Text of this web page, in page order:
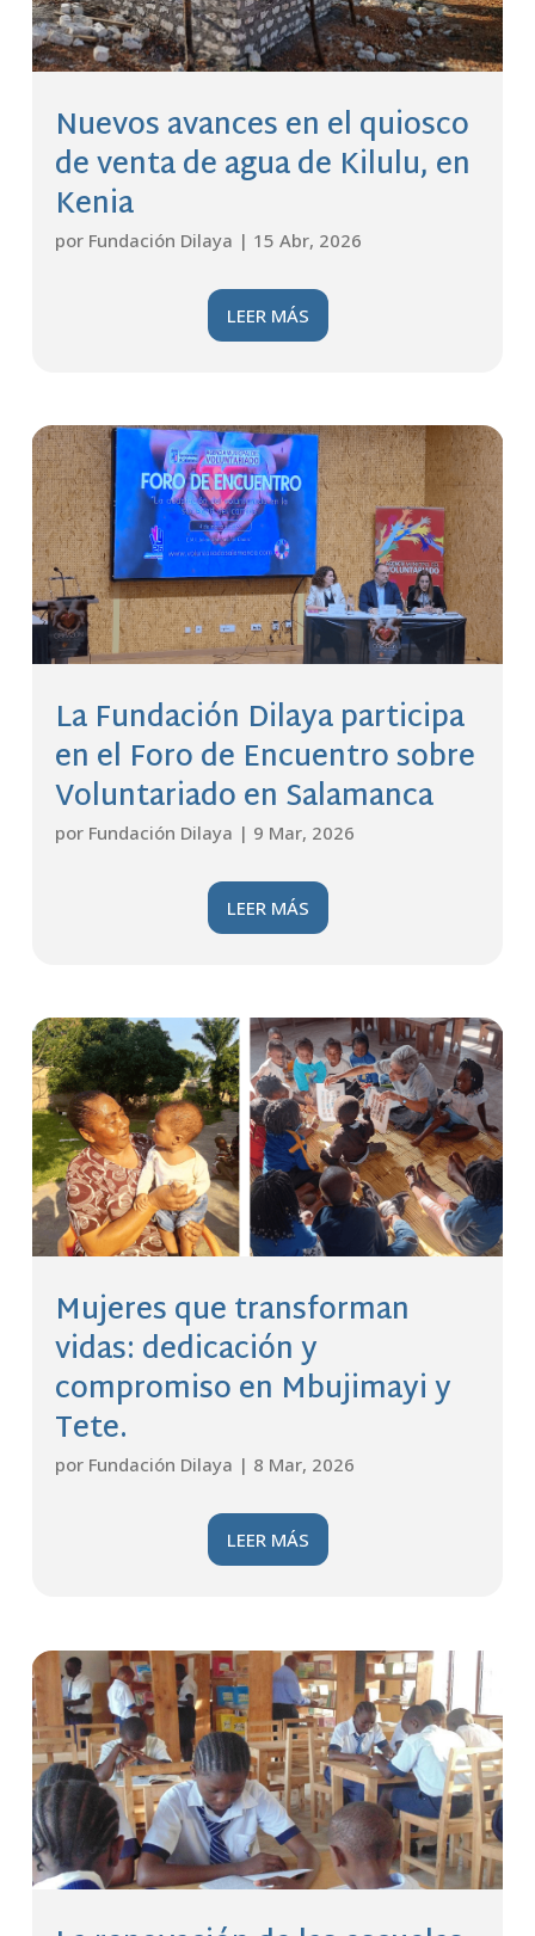
Nuevos avances en el quiosco
de venta de agua de Kilulu, en
Kenia
por Fundación Dilaya | 15 Abr, 2026
LEER MÁS
La Fundación Dilaya participa
en el Foro de Encuentro sobre
Voluntariado en Salamanca
por Fundación Dilaya | 9 Mar, 2026
LEER MÁS
Mujeres que transforman
vidas: dedicación y
compromiso en Mbujimayi y
Tete.
por Fundación Dilaya | 8 Mar, 2026
LEER MÁS